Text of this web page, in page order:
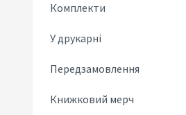
Комплекти
У друкарні
Передзамовлення
Книжковий мерч